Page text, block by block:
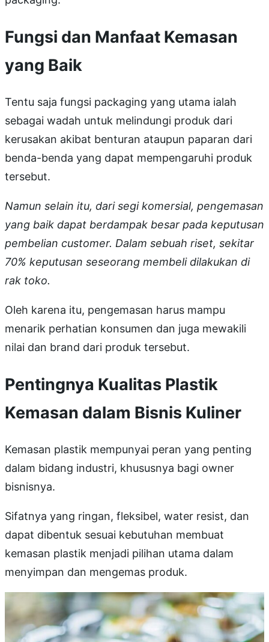
Fungsi dan Manfaat Kemasan
yang Baik
Tentu saja fungsi packaging yang utama ialah
sebagai wadah untuk melindungi produk dari
kerusakan akibat benturan ataupun paparan dari
benda-benda yang dapat mempengaruhi produk
tersebut.
Namun selain itu, dari segi komersial, pengemasan
yang baik dapat berdampak besar pada keputusan
pembelian customer. Dalam sebuah riset, sekitar
70% keputusan seseorang membeli dilakukan di
rak toko.
Oleh karena itu, pengemasan harus mampu
menarik perhatian konsumen dan juga mewakili
nilai dan brand dari produk tersebut.
Pentingnya Kualitas Plastik
Kemasan dalam Bisnis Kuliner
Kemasan plastik mempunyai peran yang penting
dalam bidang industri, khususnya bagi owner
bisnisnya.
Sifatnya yang ringan, fleksibel, water resist, dan
dapat dibentuk sesuai kebutuhan membuat
kemasan plastik menjadi pilihan utama dalam
menyimpan dan mengemas produk.